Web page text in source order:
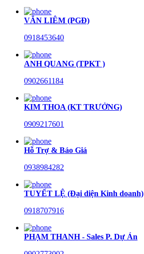
VĂN LIÊM (PGĐ)
0918453640
ANH QUANG (TPKT )
0902661184
KIM THOA (KT TRƯỞNG)
0909217601
Hỗ Trợ & Báo Giá
0938984282
TUYẾT LỆ (Đại diện Kinh doanh)
0918707916
PHẠM THANH - Sales P. Dự Án